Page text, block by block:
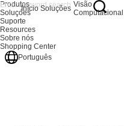
Produtos
Soluções
Suporte
Resources
Sobre nós
Shopping Center
Português
Início Soluções Visão
Computacional